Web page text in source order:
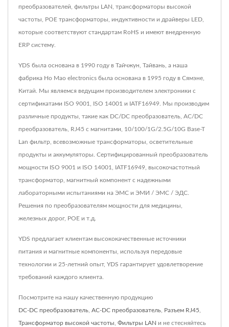
преобразователей, фильтры LAN, трансформаторы высокой
частоты, POE трансформаторы, индуктивности и драйверы LED,
которые соответствуют стандартам RoHS и имеют внедренную
ERP систему.
YDS была основана в 1990 году в Тайчжун, Тайвань, а наша
фабрика Ho Mao electronics была основана в 1995 году в Сямэне,
Китай. Мы являемся ведущим производителем электроники с
сертификатами ISO 9001, ISO 14001 и IATF16949. Мы производим
различные продукты, такие как DC/DC преобразователь, AC/DC
преобразователь, RJ45 с магнитами, 10/100/1G/2.5G/10G Base-T
Lan фильтр, всевозможные трансформаторы, осветительные
продукты и аккумуляторы. Сертифицированный преобразователь
мощности ISO 9001 и ISO 14001, IATF16949, высокочастотный
трансформатор, магнитный компонент с надежными
лабораторными испытаниями на ЭМС и ЭМИ / ЭМС / ЭДС.
Решения по преобразователям мощности для медицины,
железных дорог, POE и т.д.
YDS предлагает клиентам высококачественные источники
питания и магнитные компоненты, используя передовые
технологии и 25-летний опыт, YDS гарантирует удовлетворение
требований каждого клиента.
Посмотрите на нашу качественную продукцию
DC-DC преобразователь AC-DC преобразователь Разъем RJ45
Трансформатор высокой частоты Фильтры LAN и не стесняйтесь